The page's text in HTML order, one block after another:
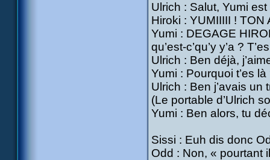
Ulrich : Salut, Yumi est
Hiroki : YUMIIIII !
Yumi : DEGAGE
qu’est-c’qu’y y’a ?
Ulrich : Ben déjà,
Yumi : Pourquoi t’es là
Ulrich : Ben j’avais un
(Le portable d’Ulrich
Yumi : Ben alors, tu
Sissi : Euh dis donc
Odd : Non, « pourtant